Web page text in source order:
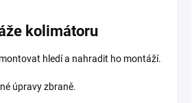
kolimátoru
hledí a nahradit ho montáží.
úpravy zbraně.